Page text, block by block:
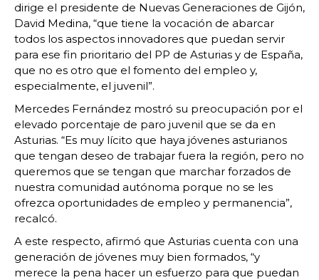
dirige el presidente de Nuevas Generaciones de Gijón,
David Medina, “que tiene la vocación de abarcar
todos los aspectos innovadores que puedan servir
para ese fin prioritario del PP de Asturias y de España,
que no es otro que el fomento del empleo y,
especialmente, el juvenil”.
Mercedes Fernández mostró su preocupación por el
elevado porcentaje de paro juvenil que se da en
Asturias. “Es muy lícito que haya jóvenes asturianos
que tengan deseo de trabajar fuera la región, pero no
queremos que se tengan que marchar forzados de
nuestra comunidad autónoma porque no se les
ofrezca oportunidades de empleo y permanencia”,
recalcó.
A este respecto, afirmó que Asturias cuenta con una
generación de jóvenes muy bien formados, “y
merece la pena hacer un esfuerzo para que puedan